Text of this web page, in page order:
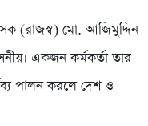
(রাজস্ব) মো. আজিমুদ্দিন
একজন কর্মকর্তা তার
পালন করলে দেশ ও